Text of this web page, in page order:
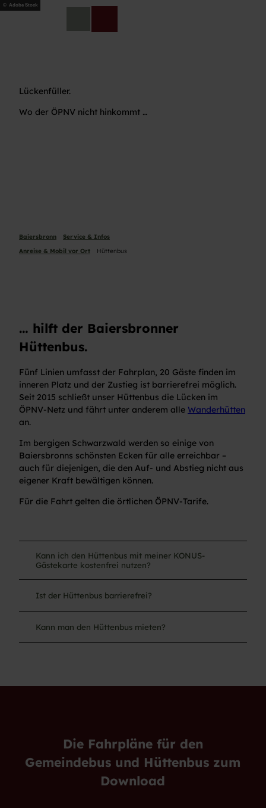
Z© Adobe Stock
Lückenfüller.
Wo der ÖPNV nicht hinkommt …
Baiersbronn
Service & Infos
Anreise & Mobil vor Ort
Hüttenbus
… hilft der Baiersbronner
Hüttenbus.
Fünf Linien umfasst der Fahrplan, 20 Gäste finden im
inneren Platz und der Zustieg ist barrierefrei möglich.
Seit 2015 schließt unser Hüttenbus die Lücken im
ÖPNV-Netz und fährt unter anderem alle Wanderhütten
an.
Im bergigen Schwarzwald werden so einige von
Baiersbronns schönsten Ecken für alle erreichbar –
auch für diejenigen, die den Auf- und Abstieg nicht aus
eigener Kraft bewältigen können.
Für die Fahrt gelten die örtlichen ÖPNV-Tarife.
Kann ich den Hüttenbus mit meiner KONUS-
Gästekarte kostenfrei nutzen?
Ist der Hüttenbus barrierefrei?
Kann man den Hüttenbus mieten?
Die Fahrpläne für den
Gemeindebus und Hüttenbus zum
Download